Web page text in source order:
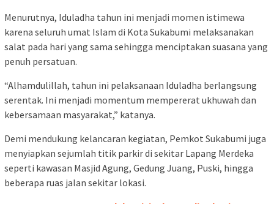
Menurutnya, Iduladha tahun ini menjadi momen istimewa
karena seluruh umat Islam di Kota Sukabumi melaksanakan
salat pada hari yang sama sehingga menciptakan suasana yang
penuh persatuan.
“Alhamdulillah, tahun ini pelaksanaan Iduladha berlangsung
serentak. Ini menjadi momentum mempererat ukhuwah dan
kebersamaan masyarakat,” katanya.
Demi mendukung kelancaran kegiatan, Pemkot Sukabumi juga
menyiapkan sejumlah titik parkir di sekitar Lapang Merdeka
seperti kawasan Masjid Agung, Gedung Juang, Puski, hingga
beberapa ruas jalan sekitar lokasi.